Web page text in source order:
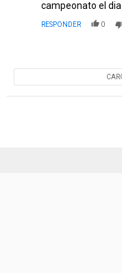
campeonato el
RESPONDER 0